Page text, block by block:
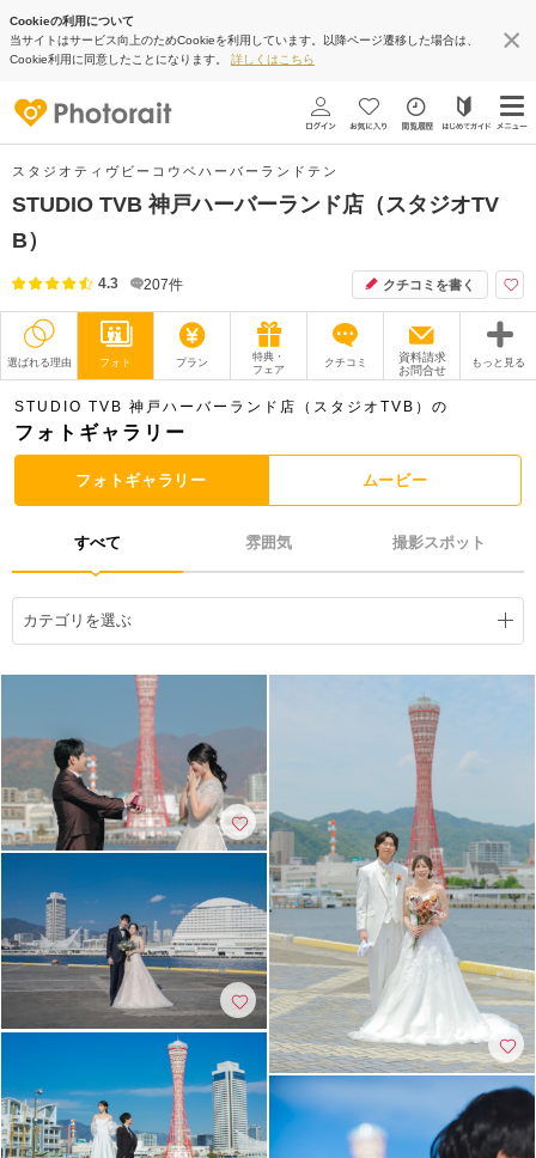
Cookieの利用について
当サイトはサービス向上のためCookieを利用しています。以降ページ遷移した場合は、
Cookie利用に同意したことになります。 詳しくはこちら
スタジオティヴビーコウベハーバーランドテン
STUDIO TVB 神戸ハーバーランド店（スタジオTV
B）
4.3 207件 クチコミを書く
選ばれる理由 フォト プラン
特典・
フェア
クチコミ
資料請求
お問合せ
もっと見る
撮影レポート フォトグラファー
衣装 ムービー
ブログ
アクセス/TEL スタジオトップ
こだわりポイント
夜景での撮影
海での撮影 豊富なドレス
3万円以下のプラン
マタニティフォト
スタジオでの撮影
豊富な色打掛・着物
家族・友人と撮影
チャペルでの撮影
STUDIO TVB 神戸ハーバーランド店（スタジオTVB）の
フォトギャラリー
フォトギャラリー ムービー
すべて 雰囲気 撮影スポット
カテゴリを選ぶ